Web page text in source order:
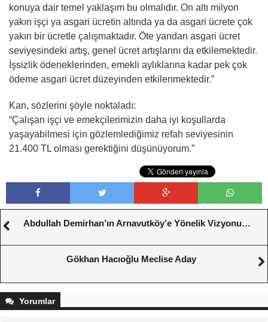
konuya dair temel yaklaşım bu olmalıdır. On altı milyon
yakın işçi ya asgari ücretin altında ya da asgari ücrete çok
yakın bir ücretle çalışmaktadır. Öte yandan asgari ücret
seviyesindeki artış, genel ücret artışlarını da etkilemektedir.
İşsizlik ödeneklerinden, emekli aylıklarına kadar pek çok
ödeme asgari ücret düzeyinden etkilenmektedir.”
Kan, sözlerini şöyle noktaladı:
“Çalışan işçi ve emekçilerimizin daha iyi koşullarda
yaşayabilmesi için gözlemlediğimiz refah seviyesinin
21.400 TL olması gerektiğini düşünüyorum.”
Abdullah Demirhan’ın Arnavutköy’e Yönelik Vizyonu…
Gökhan Hacıoğlu Meclise Aday
Yorumlar